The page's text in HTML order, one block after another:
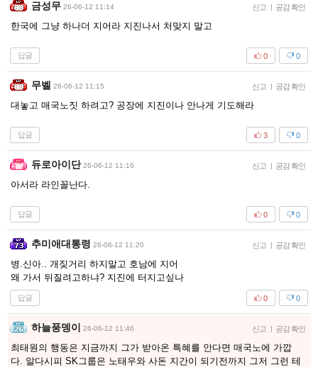
금성무 26-06-12 11:14 신고 | 공감 확인
한국에 그냥 하나더 지어라 지진나서 처맞지 말고
답글 0
0
무벨 26-06-12 11:15 신고 | 공감 확인
대놓고 매국노짓 하려고? 공장에 지진이나 안나게 기도해라
답글 0
3
듀로아이단 26-06-12 11:16 신고 | 공감 확인
아서라 라인꼴난다.
답글 0
0
추미애대통령 26-06-12 11:20 신고 | 공감 확인
병.신아.. 개짖거리 하지말고 호남에 지어
왜 가서 뒤질려고하냐? 지진에 터지고싶나
답글 0
0
하늘풍뎅이 26-06-12 11:46 신고 | 공감 확인
최태원의 행동은 지금까지 그가 받아온 특혜를 안다면 매국노에 가깝
다. 알다시피 SK그룹은 노태우와 사돈 지간이 되기전까지 그저 그런 테